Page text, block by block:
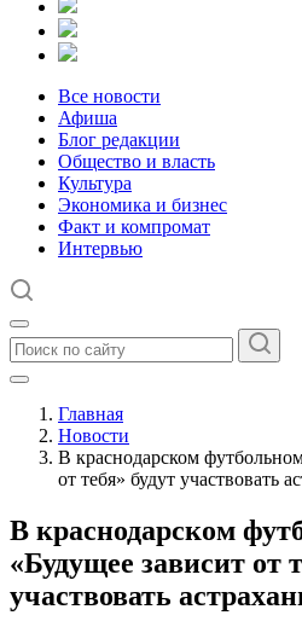
Все новости
Афиша
Блог редакции
Общество и власть
Культура
Экономика и бизнес
Факт и компромат
Интервью
Главная
Новости
В краснодарском
от тебя» будут участвовать
В краснодарском
«Будущее зависит от
участвовать